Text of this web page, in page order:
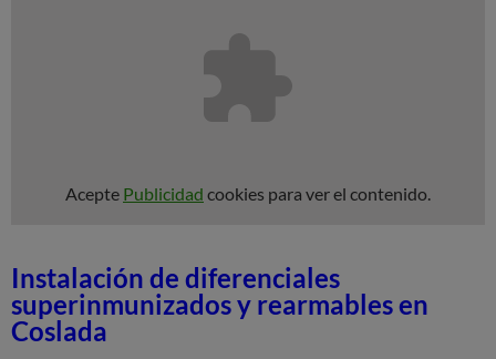
Acepte Publicidad cookies para ver el contenido.
Instalación de diferenciales
superinmunizados y rearmables en
Coslada